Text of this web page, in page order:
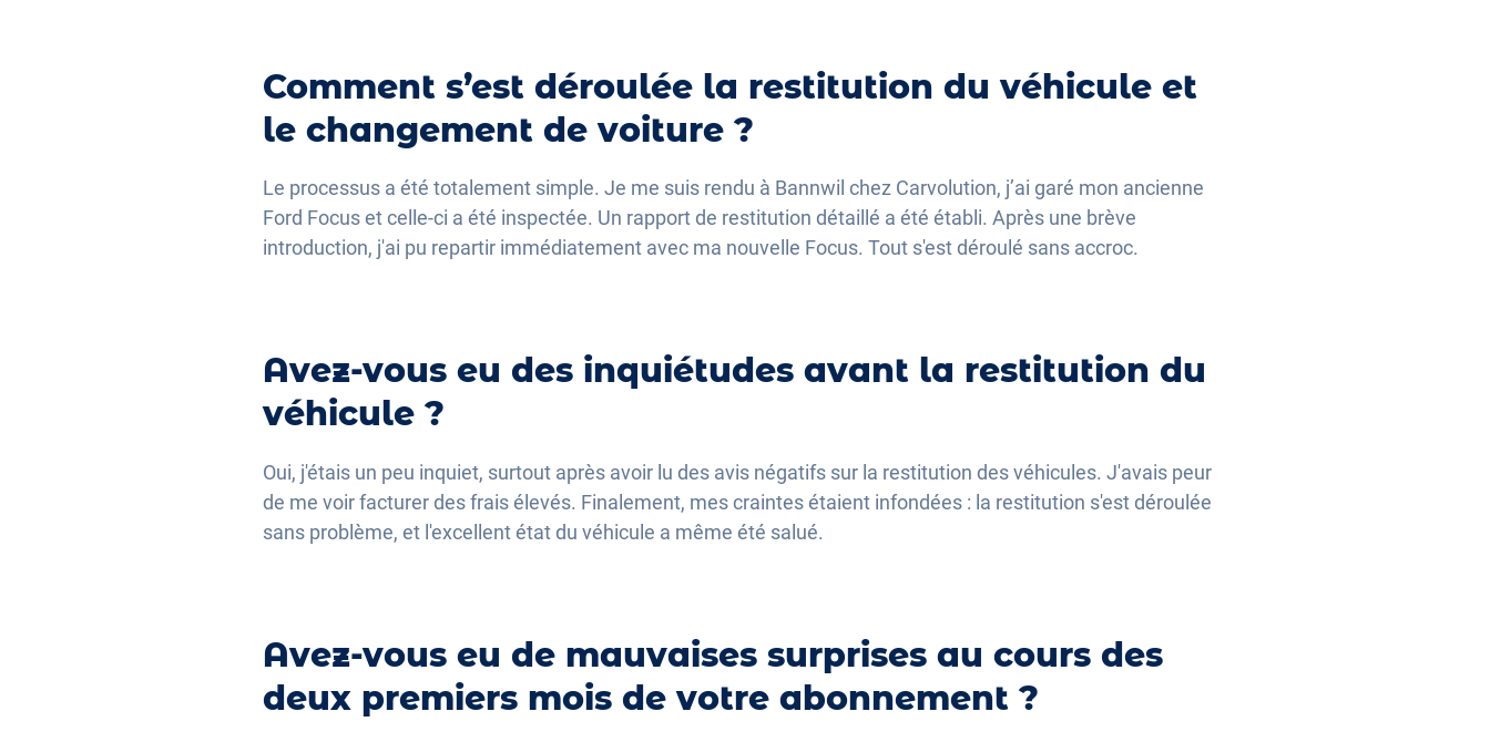
Comment s’est déroulée la restitution du véhicule et
le changement de voiture ?
Le processus a été totalement simple. Je me suis rendu à Bannwil chez Carvolution, j’ai garé mon ancienne
Ford Focus et celle-ci a été inspectée. Un rapport de restitution détaillé a été établi. Après une brève
introduction, j'ai pu repartir immédiatement avec ma nouvelle Focus. Tout s'est déroulé sans accroc.
Avez-vous eu des inquiétudes avant la restitution du
véhicule ?
Oui, j'étais un peu inquiet, surtout après avoir lu des avis négatifs sur la restitution des véhicules. J'avais peur
de me voir facturer des frais élevés. Finalement, mes craintes étaient infondées : la restitution s'est déroulée
sans problème, et l'excellent état du véhicule a même été salué.
Avez-vous eu de mauvaises surprises au cours des
deux premiers mois de votre abonnement ?